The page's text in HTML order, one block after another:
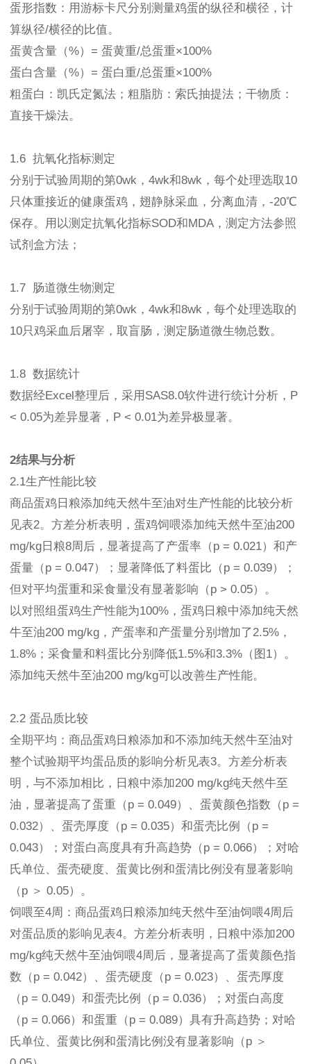
蛋形指数：用游标卡尺分别测量鸡蛋的纵径和横径，计
算纵径/横径的比值。
蛋黄含量（%）= 蛋黄重/总蛋重×100%
蛋白含量（%）= 蛋白重/总蛋重×100%
粗蛋白：凯氏定氮法；粗脂肪：索氏抽提法；干物质：
直接干燥法。
1.6 抗氧化指标测定
分别于试验周期的第0wk，4wk和8wk，每个处理选取10
只体重接近的健康蛋鸡，翅静脉采血，分离血清，-20℃
保存。用以测定抗氧化指标SOD和MDA，测定方法参照
试剂盒方法；
1.7 肠道微生物测定
分别于试验周期的第0wk，4wk和8wk，每个处理选取的
10只鸡采血后屠宰，取盲肠，测定肠道微生物总数。
1.8 数据统计
数据经Excel整理后，采用SAS8.0软件进行统计分析，P
< 0.05为差异显著，P < 0.01为差异极显著。
2结果与分析
2.1生产性能比较
商品蛋鸡日粮添加纯天然牛至油对生产性能的比较分析
见表2。方差分析表明，蛋鸡饲喂添加纯天然牛至油200
mg/kg日粮8周后，显著提高了产蛋率（p = 0.021）和产
蛋量（p = 0.047）；显著降低了料蛋比（p = 0.039）；
但对平均蛋重和采食量没有显著影响（p > 0.05）。
以对照组蛋鸡生产性能为100%，蛋鸡日粮中添加纯天然
牛至油200 mg/kg，产蛋率和产蛋量分别增加了2.5%，
1.8%；采食量和料蛋比分别降低1.5%和3.3%（图1）。
添加纯天然牛至油200 mg/kg可以改善生产性能。
2.2 蛋品质比较
全期平均：商品蛋鸡日粮添加和不添加纯天然牛至油对
整个试验期平均蛋品质的影响分析见表3。方差分析表
明，与不添加相比，日粮中添加200 mg/kg纯天然牛至
油，显著提高了蛋重（p = 0.049）、蛋黄颜色指数（p =
0.032）、蛋壳厚度（p = 0.035）和蛋壳比例（p =
0.043）；对蛋白高度具有升高趋势（p = 0.066）；对哈
氏单位、蛋壳硬度、蛋黄比例和蛋清比例没有显著影响
（p ＞ 0.05）。
饲喂至4周：商品蛋鸡日粮添加纯天然牛至油饲喂4周后
对蛋品质的影响见表4。方差分析表明，日粮中添加200
mg/kg纯天然牛至油饲喂4周后，显著提高了蛋黄颜色指
数（p = 0.042）、蛋壳硬度（p = 0.023）、蛋壳厚度
（p = 0.049）和蛋壳比例（p = 0.036）；对蛋白高度
（p = 0.066）和蛋重（p = 0.089）具有升高趋势；对哈
氏单位、蛋黄比例和蛋清比例没有显著影响（p ＞